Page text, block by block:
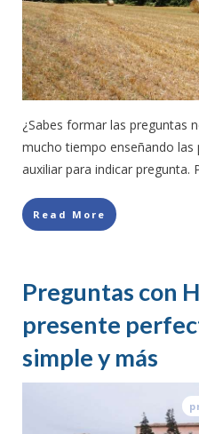
¿Sabes formar las preguntas
mucho tiempo enseñando las
auxiliar para indicar pregunta.
Read More
Preguntas con
presente
simple y más